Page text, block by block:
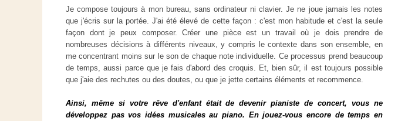
Je compose toujours à mon bureau, sans ordinateur ni clavier. Je ne joue jamais les notes
que j'écris sur la portée. J'ai été élevé de cette façon : c'est mon habitude et c'est la seule
façon dont je peux composer. Créer une pièce est un travail où je dois prendre de
nombreuses décisions à différents niveaux, y compris le contexte dans son ensemble, en
me concentrant moins sur le son de chaque note individuelle. Ce processus prend beaucoup
de temps, aussi parce que je fais d'abord des croquis. Et, bien sûr, il est toujours possible
que j'aie des rechutes ou des doutes, ou que je jette certains éléments et recommence.
Ainsi, même si votre rêve d'enfant était de devenir pianiste de concert, vous ne
développez pas vos idées musicales au piano. En jouez-vous encore de temps en